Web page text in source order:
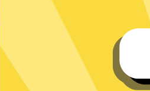
安卓下载